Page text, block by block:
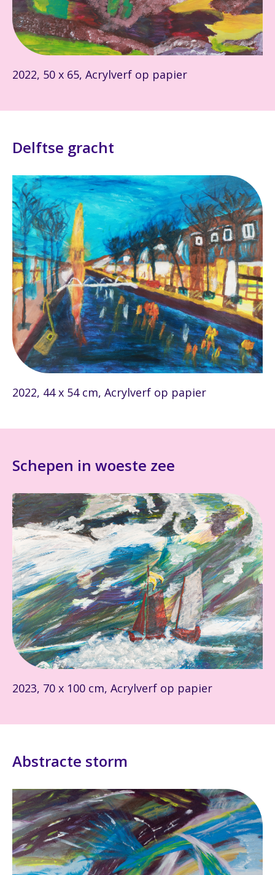
2022, 50 x 65, Acrylverf op papier
Delftse gracht
2022, 44 x 54 cm, Acrylverf op papier
Schepen in woeste zee
2023, 70 x 100 cm, Acrylverf op papier
Abstracte storm